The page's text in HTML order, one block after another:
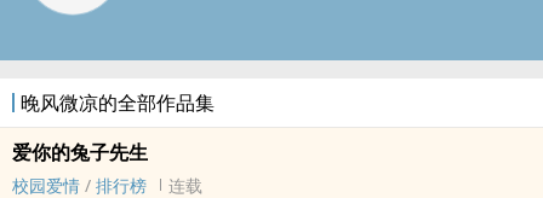
晚风微凉的全部作品集
爱你的兔子先生
校园爱情 / 排行榜
连载